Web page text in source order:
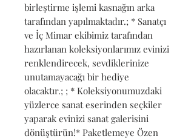
birleştirme işlemi kasnağın arka
tarafından yapılmaktadır.; * Sanatçı
ve İç Mimar ekibimiz tarafından
hazırlanan koleksiyonlarımız evinizi
renklendirecek, sevdiklerinize
unutamayacağı bir hediye
olacaktır.; ; * Koleksiyonumuzdaki
yüzlerce sanat eserinden seçkiler
yaparak evinizi sanat galerisini
dönüştürün!* Paketlemeye Özen